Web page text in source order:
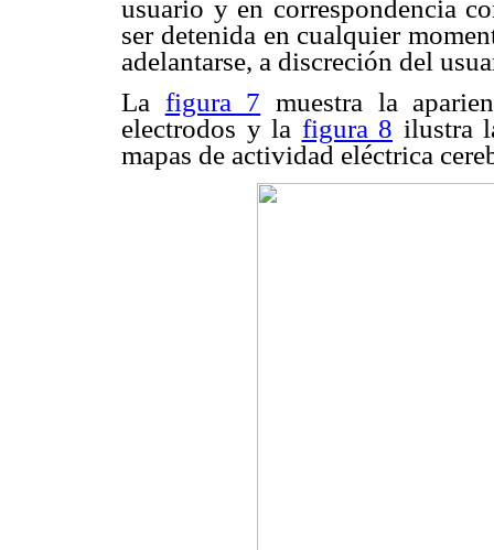
usuario y en correspondencia
ser detenida en cualquier
adelantarse, a discreción del
La figura 7 muestra la
electrodos y la figura 8 ilustra
mapas de actividad eléctrica